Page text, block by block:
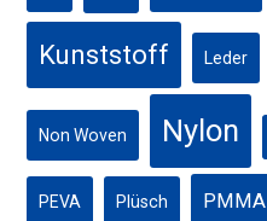
Kunststoff Leder
Non Woven Nylon
PEVA Plüsch PMMA